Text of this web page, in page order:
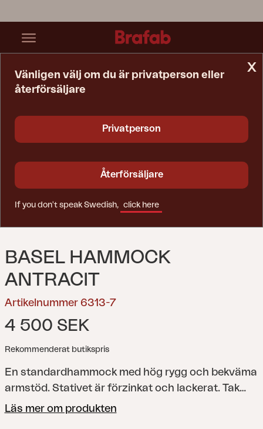
BASEL HAMMOCK
ANTRACIT
Artikelnummer 6313-7
4 500 SEK
Rekommenderat butikspris
En standardhammock med hög rygg och bekväma
armstöd. Stativet är förzinkat och lackerat. Tak
och dynor säljes separat.
Läs mer om produkten
x
Vänligen välj om du är privatperson eller
återförsäljare
Privatperson
Återförsäljare
If you don't speak Swedish, click here